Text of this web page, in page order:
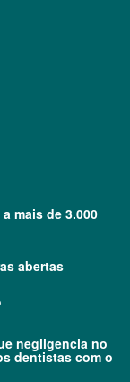
mais de 3.000
abertas
negligencia no
dentistas com o